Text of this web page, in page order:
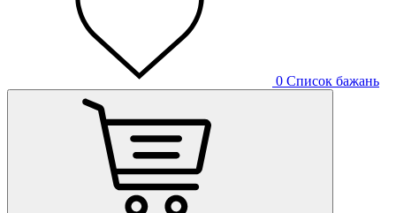
0 Список бажань